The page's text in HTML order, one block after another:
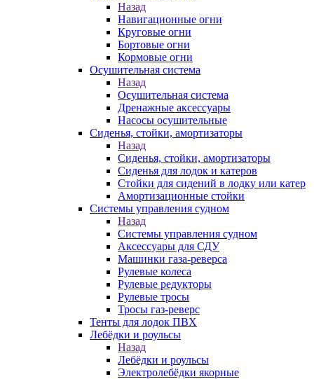
Назад
Навигационные огни
Круговые огни
Бортовые огни
Кормовые огни
Осушительная система
Назад
Осушительная система
Дренажные аксессуары
Насосы осушительные
Сиденья, стойки, амортизаторы
Назад
Сиденья, стойки, амортизаторы
Сиденья для лодок и катеров
Стойки для сидений в лодку или катер
Амортизационные стойки
Системы управления судном
Назад
Системы управления судном
Аксессуары для СДУ
Машинки газа-реверса
Рулевые колеса
Рулевые редукторы
Рулевые тросы
Тросы газ-реверс
Тенты для лодок ПВХ
Лебёдки и роульсы
Назад
Лебёдки и роульсы
Электролебёдки якорные